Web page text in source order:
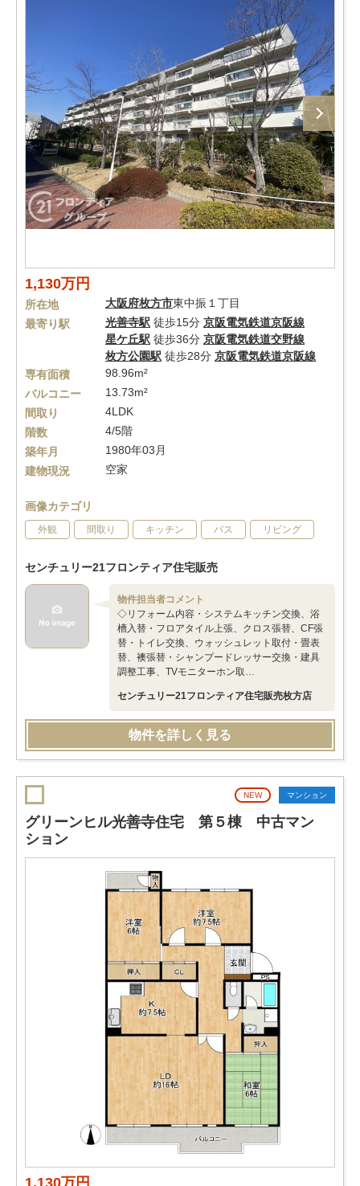
1,130万円
所在地 大阪府枚方市東中振１丁目
最寄り駅
光善寺駅 徒歩15分 京阪電気鉄道京阪線
星ケ丘駅 徒歩36分 京阪電気鉄道交野線
枚方公園駅 徒歩28分 京阪電気鉄道京阪線
専有面積
98.96m²
バルコニー
13.73m²
間取り
4LDK
階数
4/5階
築年月
1980年03月
建物現況
空家
画像カテゴリ
外観 間取り キッチン バス リビング
センチュリー21フロンティア住宅販売
物件担当者コメント
◇リフォーム内容・システムキッチン交換、浴
槽入替・フロアタイル上張、クロス張替、CF張
替・トイレ交換、ウォッシュレット取付・畳表
替、襖張替・シャンプードレッサー交換・建具
調整工事、TVモニターホン取…
センチュリー21フロンティア住宅販売枚方店
物件を詳しく見る
NEW マンション
グリーンヒル光善寺住宅 第５棟 中古マン
ション
1,130万円